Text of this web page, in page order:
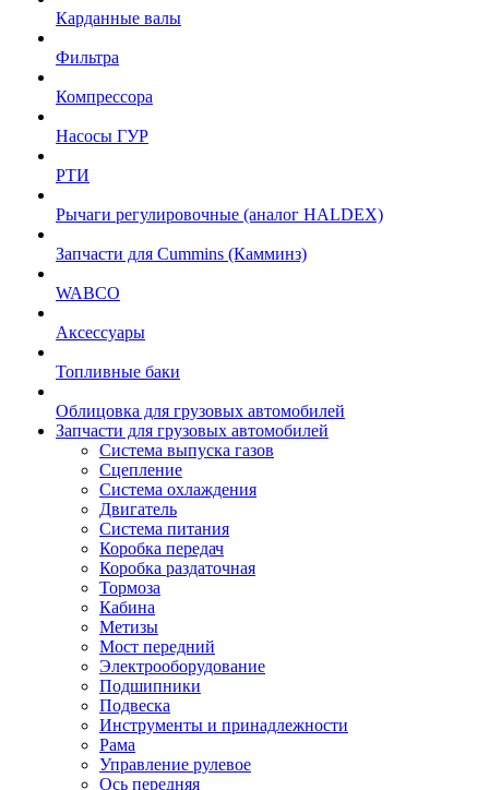
Карданные валы
Фильтра
Компрессора
Насосы ГУР
РТИ
Рычаги регулировочные (аналог HALDEX)
Запчасти для Cummins (Камминз)
WABCO
Аксессуары
Топливные баки
Облицовка для грузовых автомобилей
Запчасти для грузовых автомобилей
Система выпуска газов
Сцепление
Система охлаждения
Двигатель
Система питания
Коробка передач
Коробка раздаточная
Тормоза
Кабина
Метизы
Мост передний
Электрооборудование
Подшипники
Подвеска
Инструменты и принадлежности
Рама
Управление рулевое
Ось передняя